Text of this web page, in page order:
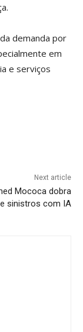
demanda por
em
e serviços
Next article
Mococa dobra
sinistros com IA